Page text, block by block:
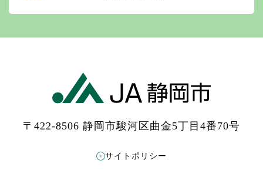
〒422-8506 静岡市駿河区曲金5丁目4番70号
サイトポリシー